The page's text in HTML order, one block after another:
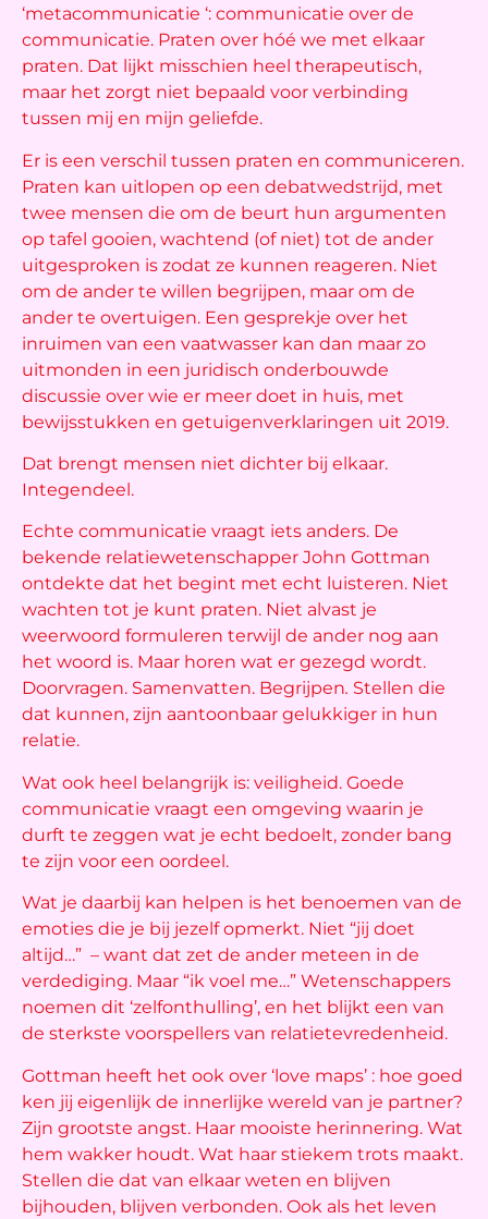
‘metacommunicatie ‘: communicatie over de
communicatie. Praten over hóé we met elkaar
praten. Dat lijkt misschien heel therapeutisch,
maar het zorgt niet bepaald voor verbinding
tussen mij en mijn geliefde.
Er is een verschil tussen praten en communiceren.
Praten kan uitlopen op een debatwedstrijd, met
twee mensen die om de beurt hun argumenten
op tafel gooien, wachtend (of niet) tot de ander
uitgesproken is zodat ze kunnen reageren. Niet
om de ander te willen begrijpen, maar om de
ander te overtuigen. Een gesprekje over het
inruimen van een vaatwasser kan dan maar zo
uitmonden in een juridisch onderbouwde
discussie over wie er meer doet in huis, met
bewijsstukken en getuigenverklaringen uit 2019.
Dat brengt mensen niet dichter bij elkaar.
Integendeel.
Echte communicatie vraagt iets anders. De
bekende relatiewetenschapper John Gottman
ontdekte dat het begint met echt luisteren. Niet
wachten tot je kunt praten. Niet alvast je
weerwoord formuleren terwijl de ander nog aan
het woord is. Maar horen wat er gezegd wordt.
Doorvragen. Samenvatten. Begrijpen. Stellen die
dat kunnen, zijn aantoonbaar gelukkiger in hun
relatie.
Wat ook heel belangrijk is: veiligheid. Goede
communicatie vraagt een omgeving waarin je
durft te zeggen wat je echt bedoelt, zonder bang
te zijn voor een oordeel.
Wat je daarbij kan helpen is het benoemen van de
emoties die je bij jezelf opmerkt. Niet “jij doet
altijd…” – want dat zet de ander meteen in de
verdediging. Maar “ik voel me…” Wetenschappers
noemen dit ‘zelfonthulling’, en het blijkt een van
de sterkste voorspellers van relatietevredenheid.
Gottman heeft het ook over ‘love maps’ : hoe goed
ken jij eigenlijk de innerlijke wereld van je partner?
Zijn grootste angst. Haar mooiste herinnering. Wat
hem wakker houdt. Wat haar stiekem trots maakt.
Stellen die dat van elkaar weten en blijven
bijhouden, blijven verbonden. Ook als het leven